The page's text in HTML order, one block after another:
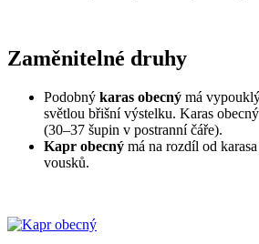
Zaměnitelné druhy
Podobný karas obecný má
světlou břišní výstelku. Karas
(30–37 šupin v postranní čáře).
Kapr obecný má na rozdíl od
vousků.